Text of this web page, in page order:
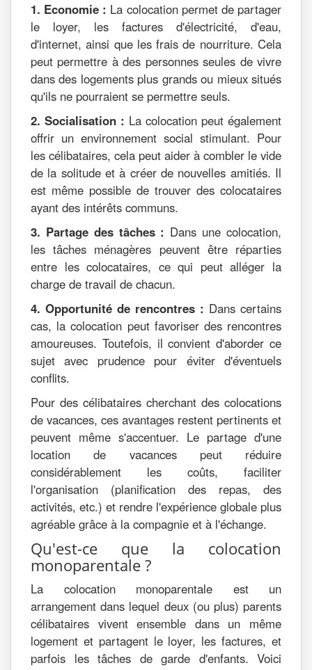
1. Economie : La colocation permet de partager
le loyer, les factures d'électricité, d'eau,
d'internet, ainsi que les frais de nourriture. Cela
peut permettre à des personnes seules de vivre
dans des logements plus grands ou mieux situés
qu'ils ne pourraient se permettre seuls.
2. Socialisation : La colocation peut également
offrir un environnement social stimulant. Pour
les célibataires, cela peut aider à combler le vide
de la solitude et à créer de nouvelles amitiés. Il
est même possible de trouver des colocataires
ayant des intérêts communs.
3. Partage des tâches : Dans une colocation,
les tâches ménagères peuvent être réparties
entre les colocataires, ce qui peut alléger la
charge de travail de chacun.
4. Opportunité de rencontres : Dans certains
cas, la colocation peut favoriser des rencontres
amoureuses. Toutefois, il convient d'aborder ce
sujet avec prudence pour éviter d'éventuels
conflits.
Pour des célibataires cherchant des colocations
de vacances, ces avantages restent pertinents et
peuvent même s'accentuer. Le partage d'une
location de vacances peut réduire
considérablement les coûts, faciliter
l'organisation (planification des repas, des
activités, etc.) et rendre l'expérience globale plus
agréable grâce à la compagnie et à l'échange.
Qu'est-ce que la colocation
monoparentale ?
La colocation monoparentale est un
arrangement dans lequel deux (ou plus) parents
célibataires vivent ensemble dans un même
logement et partagent le loyer, les factures, et
parfois les tâches de garde d'enfants. Voici